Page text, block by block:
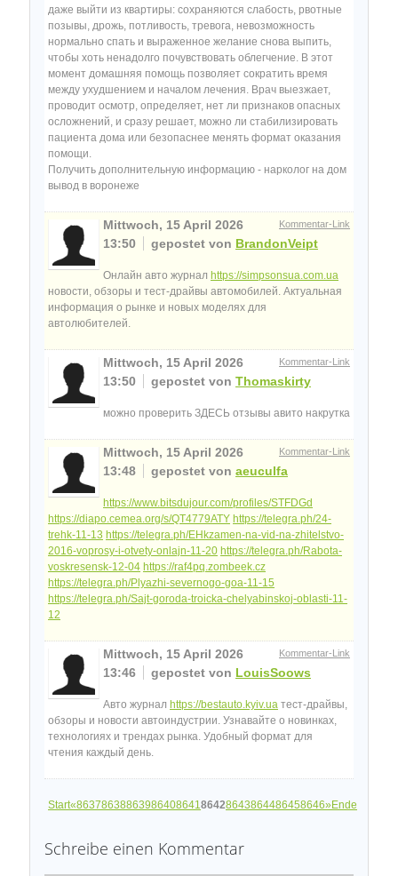
даже выйти из квартиры: сохраняются слабость, рвотные
позывы, дрожь, потливость, тревога, невозможность
нормально спать и выраженное желание снова выпить,
чтобы хоть ненадолго почувствовать облегчение. В этот
момент домашняя помощь позволяет сократить время
между ухудшением и началом лечения. Врач выезжает,
проводит осмотр, определяет, нет ли признаков опасных
осложнений, и сразу решает, можно ли стабилизировать
пациента дома или безопаснее менять формат оказания
помощи.
Получить дополнительную информацию - нарколог на дом
вывод в воронеже
Kommentar-Link
Mittwoch, 15 April 2026
13:50
gepostet von BrandonVeipt
Онлайн авто журнал https://simpsonsua.com.ua
новости, обзоры и тест-драйвы автомобилей. Актуальная
информация о рынке и новых моделях для
автолюбителей.
Kommentar-Link
Mittwoch, 15 April 2026
13:50
gepostet von Thomaskirty
можно проверить ЗДЕСЬ отзывы авито накрутка
Kommentar-Link
Mittwoch, 15 April 2026
13:48
gepostet von aeuculfa
https://www.bitsdujour.com/profiles/STFDGd
https://diapo.cemea.org/s/QT4779ATY https://telegra.ph/24-
trehk-11-13 https://telegra.ph/EHkzamen-na-vid-na-zhitelstvo-
2016-voprosy-i-otvety-onlajn-11-20 https://telegra.ph/Rabota-
voskresensk-12-04 https://raf4pq.zombeek.cz
https://telegra.ph/Plyazhi-severnogo-goa-11-15
https://telegra.ph/Sajt-goroda-troicka-chelyabinskoj-oblasti-11-
12
Kommentar-Link
Mittwoch, 15 April 2026
13:46
gepostet von LouisSoows
Авто журнал https://bestauto.kyiv.ua тест-драйвы,
обзоры и новости автоиндустрии. Узнавайте о новинках,
технологиях и трендах рынка. Удобный формат для
чтения каждый день.
Start«8637863886398640864186428643864486458646»Ende
Schreibe einen Kommentar